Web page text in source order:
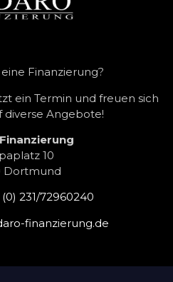
10
Dortmund
231/72960240
finanzierung.de
Finanzierung?
ein Termin und freuen sich
diverse Angebote!